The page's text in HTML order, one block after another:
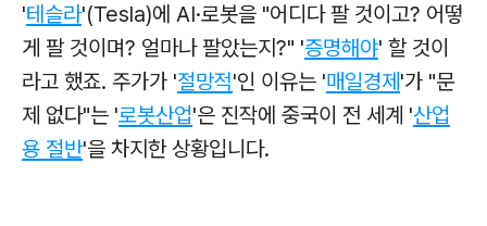
'테슬라'(Tesla)에 AI·로봇을 "어디다 팔 것이고? 어떻
게 팔 것이며? 얼마나 팔았는지?" '증명해야' 할 것이
라고 했죠. 주가가 '절망적'인 이유는 '매일경제 '가 "문
제 없다"는 '로봇산업'은 진작에 중국이 전 세계 '산업
용 절반'을 차지한 상황입니다.